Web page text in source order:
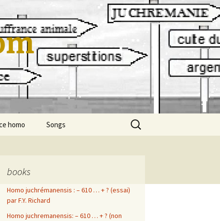
homo Songs
franck-yvon richard
Polar
Rechercher :
books
Homo juchrémanensis : – 610 … + ? (essai)
par F.Y. Richard
Homo juchremanensis: – 610 … + ? (non